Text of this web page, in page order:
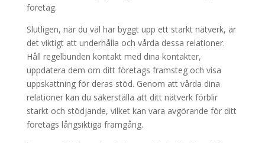
företag.
Slutligen, när du väl har byggt upp ett starkt nätverk, är
det viktigt att underhålla och vårda dessa relationer.
Håll regelbunden kontakt med dina kontakter,
uppdatera dem om ditt företags framsteg och visa
uppskattning för deras stöd. Genom att vårda dina
relationer kan du säkerställa att ditt nätverk förblir
starkt och stödjande, vilket kan vara avgörande för ditt
företags långsiktiga framgång.